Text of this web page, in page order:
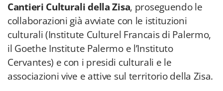
Cantieri Culturali della Zisa, proseguendo le
collaborazioni già avviate con le istituzioni
culturali (Institute Culturel Francais di Palermo,
il Goethe Institute Palermo e l’Instituto
Cervantes) e con i presidi culturali e le
associazioni vive e attive sul territorio della Zisa.